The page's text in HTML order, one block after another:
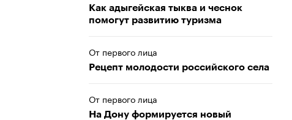
Как адыгейская тыква и чеснок
помогут развитию туризма
От первого лица
Рецепт молодости российского села
От первого лица
На Дону формируется новый